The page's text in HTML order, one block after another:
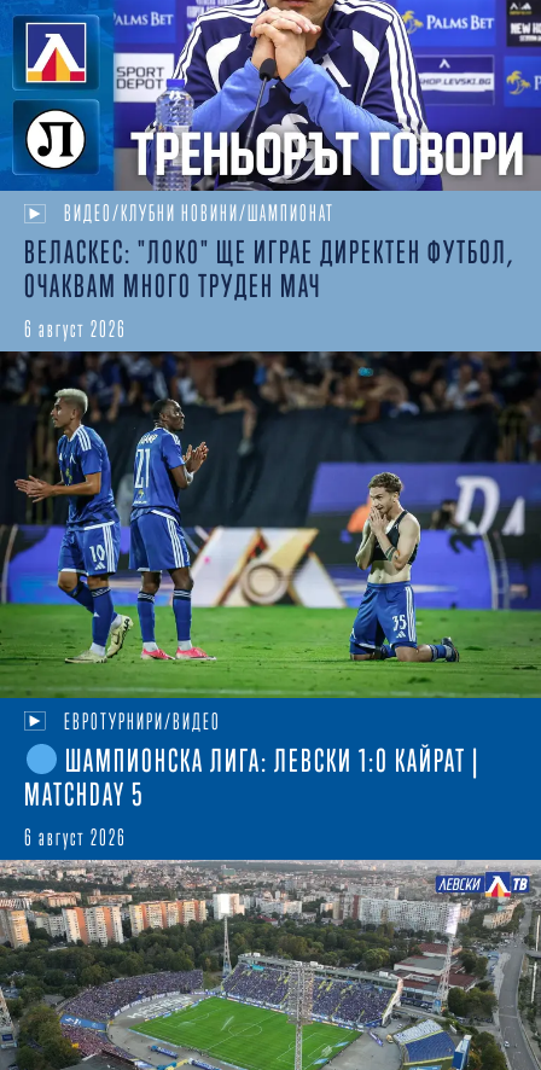
ВИДЕО/КЛУБНИ НОВИНИ/ШАМПИОНАТ
ВЕЛАСКЕС: "ЛОКО" ЩЕ ИГРАЕ ДИРЕКТЕН ФУТБОЛ,
ОЧАКВАМ МНОГО ТРУДЕН МАЧ
6 август 2026
ЕВРОТУРНИРИ/ВИДЕО
ШАМПИОНСКА ЛИГА: ЛЕВСКИ 1:0 КАЙРАТ |
MATCHDAY 5
6 август 2026